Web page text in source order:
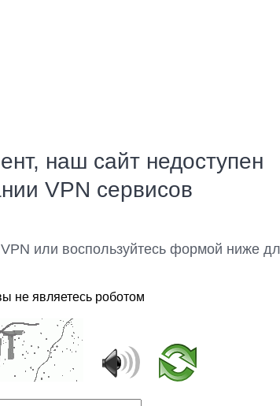
наш сайт недоступен
VPN сервисов
или воспользуйтесь формой ниже
не являетесь роботом